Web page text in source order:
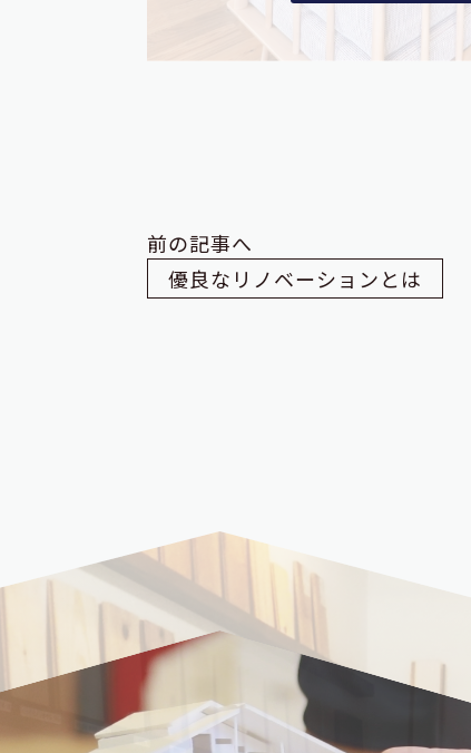
前の記事へ
優良なリノベーションとは